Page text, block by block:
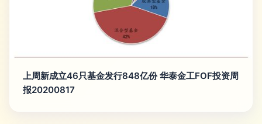
上周新成立46只基金发行848亿份 华泰金工FOF投资周
报20200817